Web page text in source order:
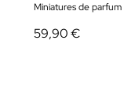
Miniatures de parfum
59,90 €